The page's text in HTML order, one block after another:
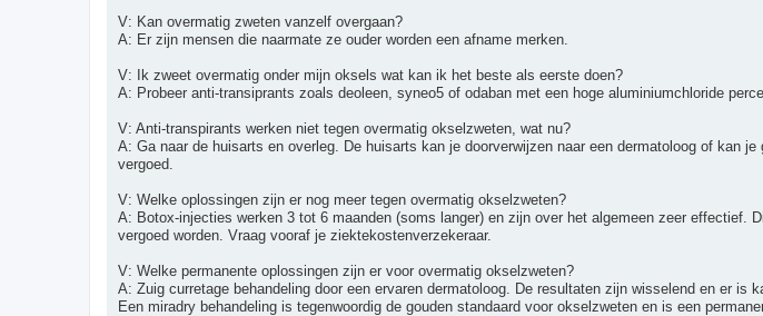
V: Kan overmatig zweten vanzelf overgaan?
A: Er zijn mensen die naarmate ze ouder worden een afname merken.
V: Ik zweet overmatig onder mijn oksels wat kan ik het beste als eerste doen?
A: Probeer anti-transiprants zoals deoleen, syneo5 of odaban met een hoge aluminiumchloride
V: Anti-transpirants werken niet tegen overmatig okselzweten, wat nu?
A: Ga naar de huisarts en overleg. De huisarts kan je doorverwijzen naar een dermatoloog of kan
vergoed.
V: Welke oplossingen zijn er nog meer tegen overmatig okselzweten?
A: Botox-injecties werken 3 tot 6 maanden (soms langer) en zijn over het algemeen zeer effectief.
vergoed worden. Vraag vooraf je ziektekostenverzekeraar.
V: Welke permanente oplossingen zijn er voor overmatig okselzweten?
A: Zuig curretage behandeling door een ervaren dermatoloog. De resultaten zijn wisselend en er is
Een miradry behandeling is tegenwoordig de gouden standaard voor okselzweten en is een